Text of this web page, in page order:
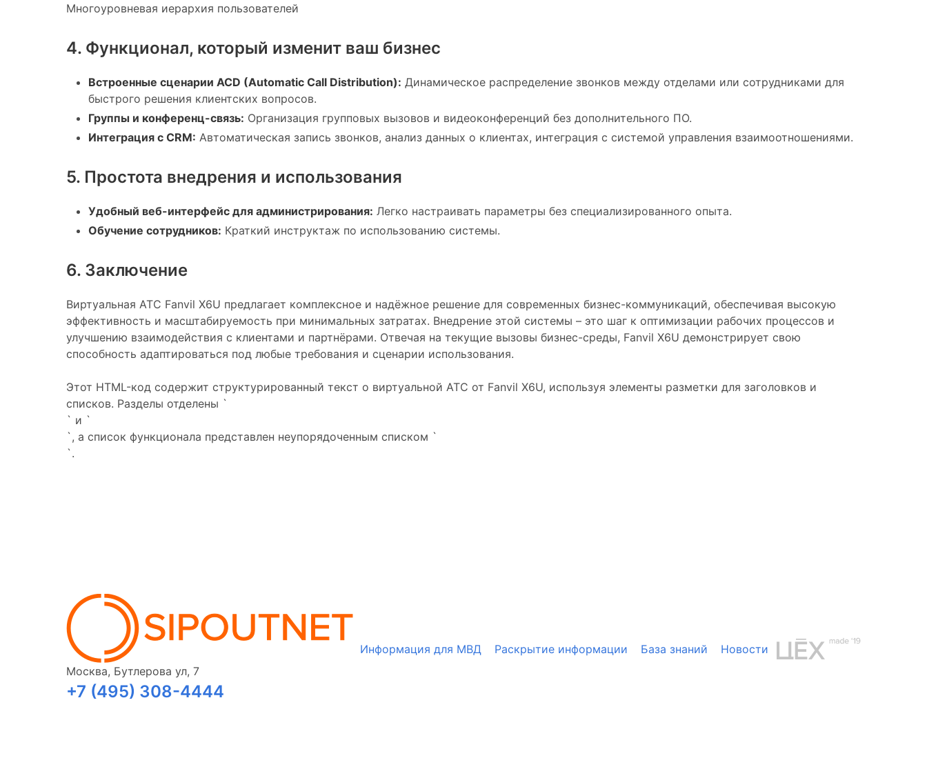
Многоуровневая иерархия пользователей
4. Функционал, который изменит ваш бизнес
Встроенные сценарии ACD (Automatic Call Distribution): Динамическое распределение звонков между отделами или сотрудниками для
быстрого решения клиентских вопросов.
Группы и конференц-связь: Организация групповых вызовов и видеоконференций без дополнительного ПО.
Интеграция с CRM: Автоматическая запись звонков, анализ данных о клиентах, интеграция с системой управления взаимоотношениями.
5. Простота внедрения и использования
Удобный веб-интерфейс для администрирования: Легко настраивать параметры без специализированного опыта.
Обучение сотрудников: Краткий инструктаж по использованию системы.
6. Заключение
Виртуальная АТС Fanvil X6U предлагает комплексное и надёжное решение для современных бизнес-коммуникаций, обеспечивая высокую
эффективность и масштабируемость при минимальных затратах. Внедрение этой системы – это шаг к оптимизации рабочих процессов и
улучшению взаимодействия с клиентами и партнёрами. Отвечая на текущие вызовы бизнес-среды, Fanvil X6U демонстрирует свою
способность адаптироваться под любые требования и сценарии использования.
Этот HTML-код содержит структурированный текст о виртуальной АТС от Fanvil X6U, используя элементы разметки для заголовков и
списков. Разделы отделены `
` и `
`, а список функционала представлен неупорядоченным списком `
`.
Москва, Бутлерова ул, 7
+7 (495) 308-4444
Информация для МВД Раскрытие информации База знаний Новости